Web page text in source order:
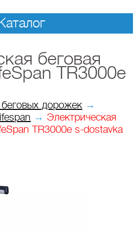
беговая
TR3000e
беговых дорожек →
→ Электрическая
TR3000e s-dostavka